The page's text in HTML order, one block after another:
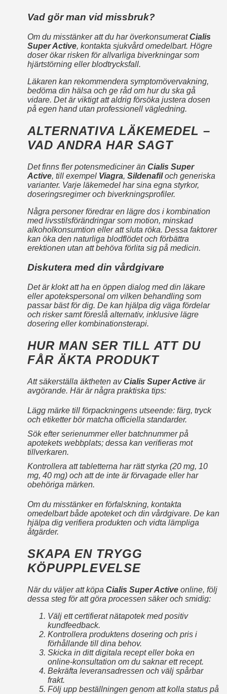
Vad gör man vid missbruk?
Om du misstänker att du har överkonsumeratCialis
Super Active, kontakta sjukvård omedelbart. Högre
doser ökar risken för allvarliga biverkningar som
hjärtstörning eller blodtrycksfall.
Läkaren kan rekommendera symptomövervakning,
bedöma din hälsa och ge råd om hur du ska gå
vidare. Det är viktigt att aldrig försöka justera dosen
på egen hand utan professionell vägledning.
ALTERNATIVA LÄKEMEDEL –
VAD ANDRA HAR SAGT
Det finns fler potensmediciner än Cialis Super
Active, till exempel Viagra, Sildenafiloch generiska
varianter. Varje läkemedel har sina egna styrkor,
doseringsregimer och biverkningsprofiler.
Några personer föredrar en lägre dos i kombination
med livsstilsförändringar som motion, minskad
alkoholkonsumtion eller att sluta röka. Dessa faktorer
kan öka den naturliga blodflödet och förbättra
erektionen utan att behöva förlita sig på medicin.
Diskutera med din vårdgivare
Det är klokt att ha en öppen dialog med din läkare
eller apotekspersonal om vilken behandling som
passar bäst för dig. De kan hjälpa dig väga fördelar
och risker samt föreslå alternativ, inklusive lägre
dosering eller kombinationsterapi.
HUR MAN SER TILL ATT DU
FÅR ÄKTA PRODUKT
Att säkerställa äktheten avCialis Super Activeär
avgörande. Här är några praktiska tips:
Lägg märke till förpackningens utseende: färg, tryck
och etiketter bör matcha officiella standarder.
Sök efter serienummer eller batchnummer på
apotekets webbplats; dessa kan verifieras mot
tillverkaren.
Kontrollera att tabletterna har rätt styrka (20 mg, 10
mg, 40 mg) och att de inte är förvagade eller har
obehöriga märken.
Om du misstänker en förfalskning, kontakta
omedelbart både apoteket och din vårdgivare. De kan
hjälpa dig verifiera produkten och vidta lämpliga
åtgärder.
SKAPA EN TRYGG
KÖPUPPLEVELSE
När du väljer att köpa Cialis Super Activeonline, följ
dessa steg för att göra processen säker och smidig:
Välj ett certifierat nätapotek med positiv
kundfeedback.
Kontrollera produktens dosering och pris i
förhållande till dina behov.
Skicka in ditt digitala recept eller boka en
online‑konsultation om du saknar ett recept.
Bekräfta leveransadressen och välj spårbar
frakt.
Följ upp beställningen genom att kolla status på